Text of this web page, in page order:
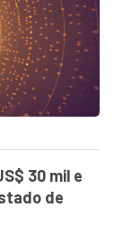
30 mil e
de